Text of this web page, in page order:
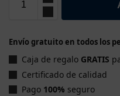
Envío gratuito en todos los
Caja de regalo GRATIS
Certificado de calidad
Pago 100% seguro